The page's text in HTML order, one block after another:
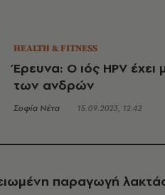
HEALTH & FITNESS
Έρευνα: Ο ιός HPV έχει
των ανδρών
Σοφία Νέτα 15.09.2023, 12:42
παραγωγή